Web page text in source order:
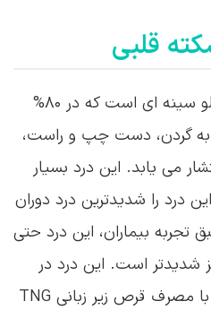
قلبی
اولین علامت MI دردهای جلو سینه ای است که در ۸۰%
به گردن، دست چپ و راست،
می یابد. این درد بسیار
درد را شدیدترین درد دوران
تجربه بیماران، این درد حتی
شدیدتر است. این درد در
مقایسه با درد آنژین صدری با مصرف قرص زیر زبانی TNG